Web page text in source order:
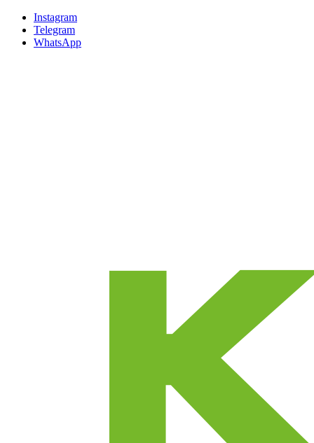
Instagram
Telegram
WhatsApp